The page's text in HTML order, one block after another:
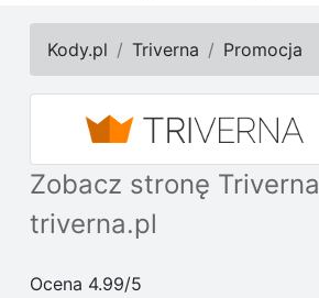
Kody.pl Triverna Promocja
Zobacz stronę Triverna
triverna.pl
Ocena 4.99/5